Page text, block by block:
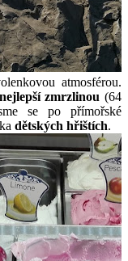
atmosférou.
nejlepší zmrzlinou (64
se po přímořské
dětských hřištích.